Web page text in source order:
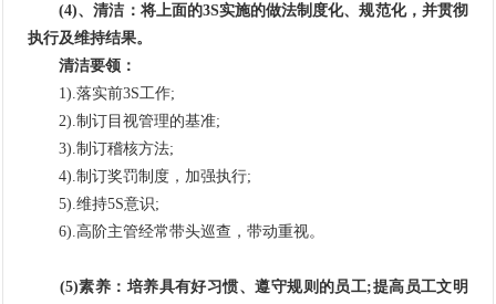
(4)、清洁：将上面的3S实施的做法制度化、规范化，并贯彻
执行及维持结果。
清洁要领：
1).落实前3S工作;
2).制订目视管理的基准;
3).制订稽核方法;
4).制订奖罚制度，加强执行;
5).维持5S意识;
6).高阶主管经常带头巡查，带动重视。
(5)素养：培养具有好习惯、遵守规则的员工;提高员工文明